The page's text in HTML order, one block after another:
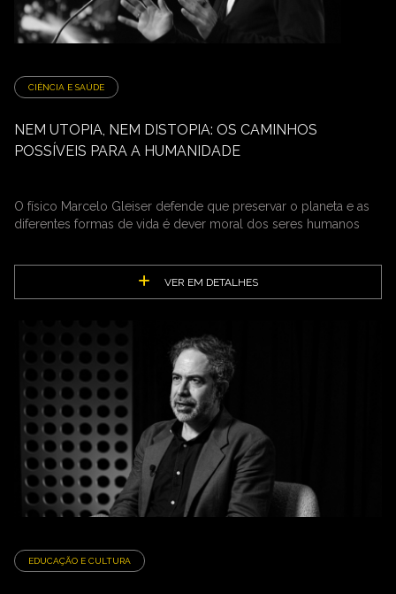
CIÊNCIA E SAÚDE
NEM UTOPIA, NEM DISTOPIA: OS CAMINHOS
POSSÍVEIS PARA A HUMANIDADE
O físico Marcelo Gleiser defende que preservar o planeta e as
diferentes formas de vida é dever moral dos seres humanos
VER EM DETALHES
EDUCAÇÃO E CULTURA